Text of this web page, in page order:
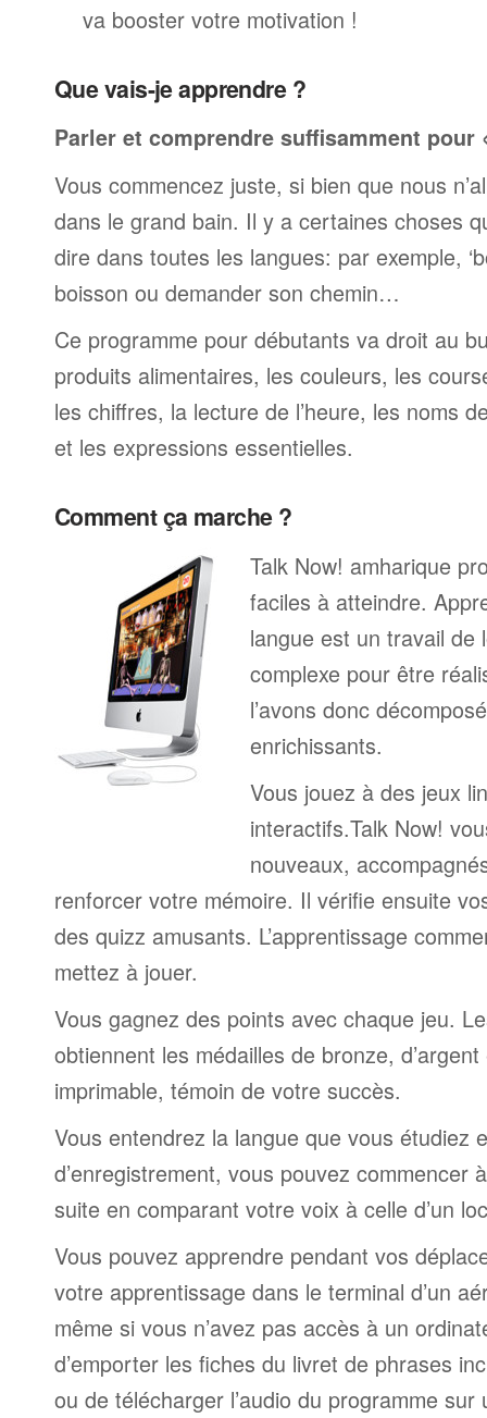
va booster votre motivation !
Que vais-je apprendre ?
Parler et comprendre suffisamment pour
Vous commencez juste, si bien que nous
dans le grand bain. Il y a certaines choses
dire dans toutes les langues: par exemple,
boisson ou demander son chemin…
Ce programme pour débutants va droit au
produits alimentaires, les couleurs, les
les chiffres, la lecture de l’heure, les noms
et les expressions essentielles.
Comment ça marche ?
Talk Now! amharique
faciles à atteindre.
langue est un travail de
complexe pour être
l’avons donc
enrichissants.
Vous jouez à des jeux
interactifs.Talk Now!
nouveaux,
renforcer votre mémoire. Il vérifie ensuite
des quizz amusants. L’apprentissage
mettez à jouer.
Vous gagnez des points avec chaque jeu.
obtiennent les médailles de bronze,
imprimable, témoin de votre succès.
Vous entendrez la langue que vous étudiez
d’enregistrement, vous pouvez commencer
suite en comparant votre voix à celle d’un
Vous pouvez apprendre pendant vos
votre apprentissage dans le terminal d’un
même si vous n’avez pas accès à un
d’emporter les fiches du livret de phrases
ou de télécharger l’audio du programme sur